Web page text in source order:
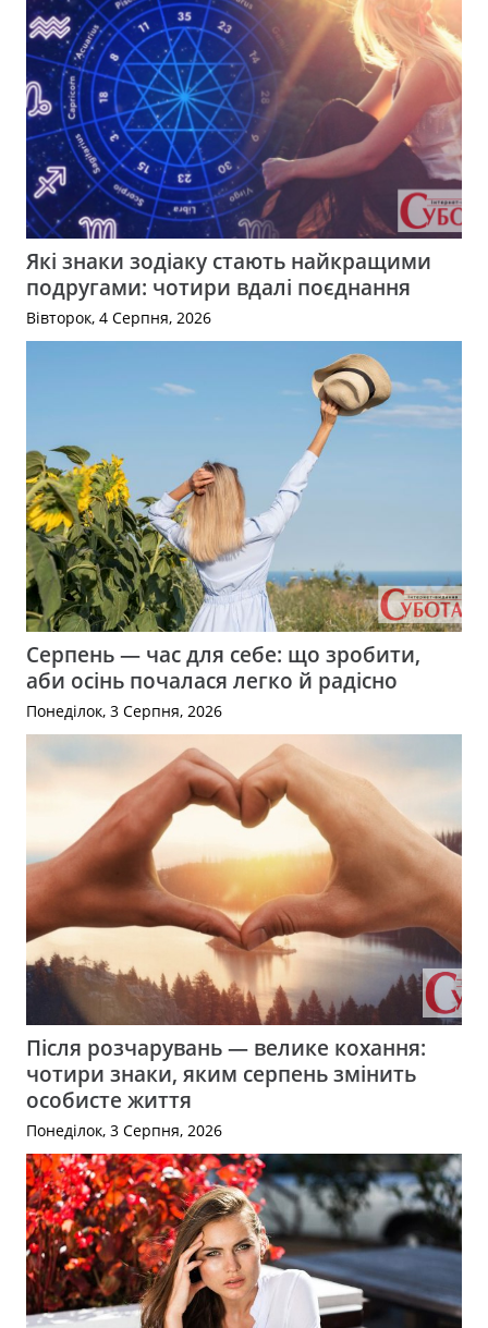
Які знаки зодіаку стають найкращими
подругами: чотири вдалі поєднання
Вівторок, 4 Серпня, 2026
Серпень — час для себе: що зробити,
аби осінь почалася легко й радісно
Понеділок, 3 Серпня, 2026
Після розчарувань — велике кохання:
чотири знаки, яким серпень змінить
особисте життя
Понеділок, 3 Серпня, 2026